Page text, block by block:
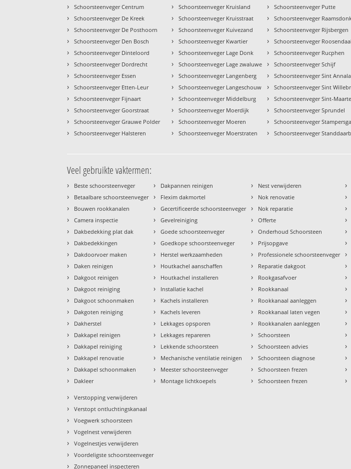
› Schoorsteenveger Centrum
› Schoorsteenveger De Kreek
› Schoorsteenveger De Posthoorn
› Schoorsteenveger Den Bosch
› Schoorsteenveger Dinteloord
› Schoorsteenveger Dordrecht
› Schoorsteenveger Essen
› Schoorsteenveger Etten-Leur
› Schoorsteenveger Fijnaart
› Schoorsteenveger Goorstraat
› Schoorsteenveger Grauwe Polder
› Schoorsteenveger Halsteren
› Schoorsteenveger Kruisland
› Schoorsteenveger Kruisstraat
› Schoorsteenveger Kuivezand
› Schoorsteenveger Kwartier
› Schoorsteenveger Lage Donk
› Schoorsteenveger Lage zwaluwe
› Schoorsteenveger Langenberg
› Schoorsteenveger Langeschouw
› Schoorsteenveger Middelburg
› Schoorsteenveger Moerdijk
› Schoorsteenveger Moeren
› Schoorsteenveger Moerstraten
› Schoorsteenveger Putte
› Schoorsteenveger
› Schoorsteenveger Rijsbergen
› Schoorsteenveger Roosendaal
› Schoorsteenveger Rucphen
› Schoorsteenveger Schijf
› Schoorsteenveger Sint
› Schoorsteenveger Sint
› Schoorsteenveger Sint-
› Schoorsteenveger Sprundel
› Schoorsteenveger
› Schoorsteenveger
Veel gebruikte vaktermen:
› Beste schoorsteenveger
› Betaalbare schoorsteenveger
› Bouwen rookkanalen
› Camera inspectie
› Dakbedekking plat dak
› Dakbedekkingen
› Dakdoorvoer maken
› Daken reinigen
› Dakgoot reinigen
› Dakgoot reiniging
› Dakgoot schoonmaken
› Dakgoten reiniging
› Dakherstel
› Dakkapel reinigen
› Dakkapel reiniging
› Dakkapel renovatie
› Dakkapel schoonmaken
› Dakleer
› Dakpannen reinigen
› Flexim dakmortel
› Gecertificeerde schoorsteenveger
› Gevelreiniging
› Goede schoorsteenveger
› Goedkope schoorsteenveger
› Herstel werkzaamheden
› Houtkachel aanschaffen
› Houtkachel installeren
› Installatie kachel
› Kachels installeren
› Kachels leveren
› Lekkages opsporen
› Lekkages repareren
› Lekkende schoorsteen
› Mechanische ventilatie reinigen
› Meester schoorsteenveger
› Montage lichtkoepels
› Nest verwijderen
› Nok renovatie
› Nok reparatie
› Offerte
› Onderhoud Schoorsteen
› Prijsopgave
› Professionele schoorsteenveger
› Reparatie dakgoot
› Rookgasafvoer
› Rookkanaal
› Rookkanaal aanleggen
› Rookkanaal laten vegen
› Rookkanalen aanleggen
› Schoorsteen
› Schoorsteen advies
› Schoorsteen diagnose
› Schoorsteen frezen
› Schoorsteen frezen
›
›
›
›
›
›
›
›
›
›
›
›
›
›
›
›
›
›
› Verstopping verwijderen
› Verstopt ontluchtingskanaal
› Voegwerk schoorsteen
› Vogelnest verwijderen
› Vogelnestjes verwijderen
› Voordeligste schoorsteenveger
› Zonnepaneel inspecteren